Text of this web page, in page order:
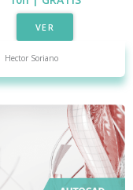
VER
Hector Soriano​